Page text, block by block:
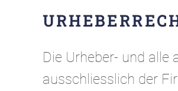
Die Urheber- und alle
ausschliesslich der